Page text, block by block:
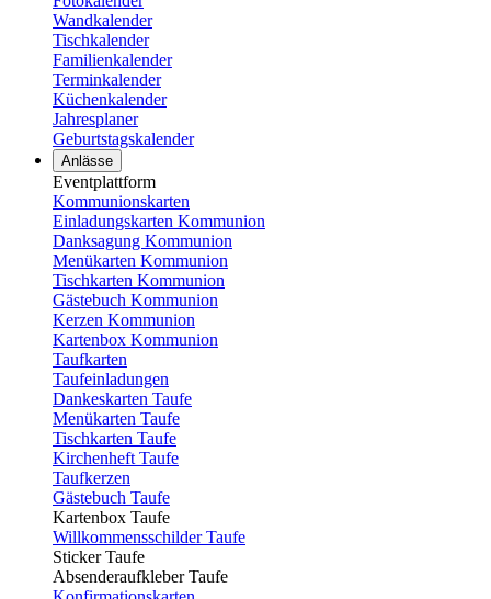
Wandkalender
Tischkalender
Familienkalender
Terminkalender
Küchenkalender
Jahresplaner
Geburtstagskalender
Anlässe
Eventplattform
Kommunionskarten
Einladungskarten Kommunion
Danksagung Kommunion
Menükarten Kommunion
Tischkarten Kommunion
Gästebuch Kommunion
Kerzen Kommunion
Kartenbox Kommunion
Taufkarten
Taufeinladungen
Dankeskarten Taufe
Menükarten Taufe
Tischkarten Taufe
Kirchenheft Taufe
Taufkerzen
Gästebuch Taufe
Kartenbox Taufe
Willkommensschilder Taufe
Sticker Taufe
Absenderaufkleber Taufe